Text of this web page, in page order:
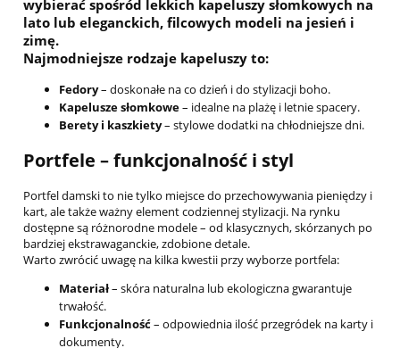
wybierać spośród lekkich kapeluszy słomkowych na
lato lub eleganckich, filcowych modeli na jesień i
zimę.
Najmodniejsze rodzaje kapeluszy to:
Fedory– doskonałe na co dzień i do stylizacji boho.
Kapelusze słomkowe– idealne na plażę i letnie spacery.
Berety i kaszkiety– stylowe dodatki na chłodniejsze dni.
Portfele – funkcjonalność i styl
Portfel damski to nie tylko miejsce do przechowywania pieniędzy i
kart, ale także ważny element codziennej stylizacji. Na rynku
dostępne są różnorodne modele – od klasycznych, skórzanych po
bardziej ekstrawaganckie, zdobione detale.
Warto zwrócić uwagę na kilka kwestii przy wyborze portfela:
Materiał– skóra naturalna lub ekologiczna gwarantuje
trwałość.
Funkcjonalność– odpowiednia ilość przegródek na karty i
dokumenty.